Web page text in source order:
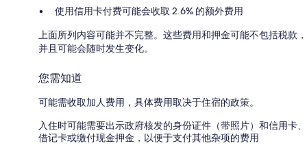
使用信用卡付费可能会收取 2.6% 的额外费用
上面所列内容可能并不完整。这些费用和押金可能不包括税款，
并且可能会随时发生变化。
您需知道
可能需收取加人费用，具体费用取决于住宿的政策。
入住时可能需要出示政府核发的身份证件（带照片）和信用卡、
借记卡或缴付现金押金，以便于支付其他杂项的费用